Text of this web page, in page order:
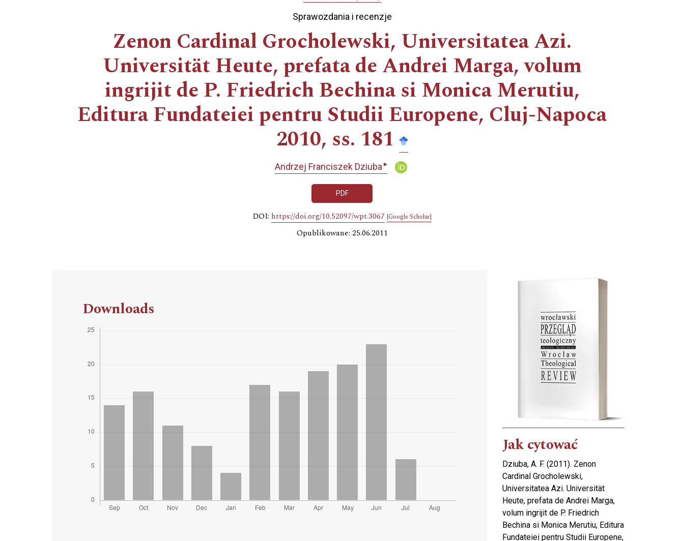
Sprawozdania i recenzje
Zenon Cardinal Grocholewski, Universitatea Azi.
Universität Heute, prefata de Andrei Marga, volum
ingrijit de P. Friedrich Bechina si Monica Merutiu,
Editura Fundateiei pentru Studii Europene, Cluj-Napoca
2010, ss. 181
Andrzej Franciszek Dziuba ▸
PDF
DOI: https://doi.org/10.52097/wpt.3067 [Google Scholar]
Opublikowane: 25.06.2011
Downloads
Cover image
Jak cytować
Dziuba, A. F. (2011). Zenon
Cardinal Grocholewski,
Universitatea Azi. Universität
Heute, prefata de Andrei Marga,
volum ingrijit de P. Friedrich
Bechina si Monica Merutiu, Editura
Fundateiei pentru Studii Europene,